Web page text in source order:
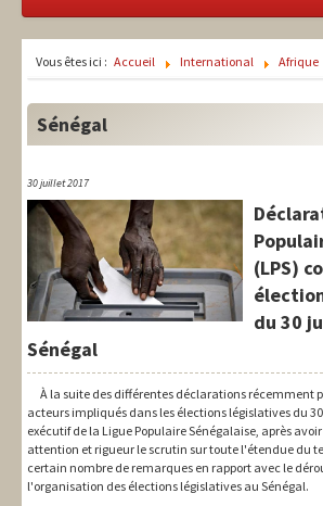
Théorie
Europe
International
Syndical
Thèmes
Vous êtes ici : Accueil International Afrique
Sénégal
30 juillet 2017
(LPS)
du 30
Sénégal
À la suite des différentes déclarations récemment
acteurs impliqués dans les élections législatives du
exécutif de la Ligue Populaire Sénégalaise, après
attention et rigueur le scrutin sur toute l'étendue du
certain nombre de remarques en rapport avec le
l'organisation des élections législatives au Sénégal.